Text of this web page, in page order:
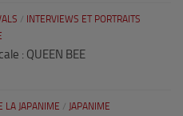
/ INTERVIEWS ET PORTRAITS
: QUEEN BEE
LA JAPANIME / JAPANIME